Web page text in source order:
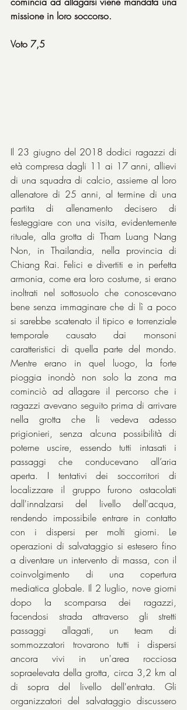
missione in loro soccorso.
Voto 7,5
Il 23 giugno del 2018 dodici ragazzi di
età compresa dagli 11 ai 17 anni, allievi
di una squadra di calcio, assieme al loro
allenatore di 25 anni, al termine di una
partita di allenamento decisero di
festeggiare con una visita, evidentemente
rituale, alla grotta di Tham Luang Nang
Non, in Thailandia, nella provincia di
Chiang Rai. Felici e divertiti e in perfetta
armonia, come era loro costume, si erano
inoltrati nel sottosuolo che conoscevano
bene senza immaginare che di lì a poco
si sarebbe scatenato il tipico e torrenziale
temporale causato dai monsoni
caratteristici di quella parte del mondo.
Mentre erano in quel luogo, la forte
pioggia inondò non solo la zona ma
cominciò ad allagare il percorso che i
ragazzi avevano seguito prima di arrivare
nella grotta che li vedeva adesso
prigionieri, senza alcuna possibilità di
poterne uscire, essendo tutti intasati i
passaggi che conducevano all’aria
aperta. I tentativi dei soccorritori di
localizzare il gruppo furono ostacolati
dall'innalzarsi del livello dell'acqua,
rendendo impossibile entrare in contatto
con i dispersi per molti giorni. Le
operazioni di salvataggio si estesero fino
a diventare un intervento di massa, con il
coinvolgimento di una copertura
mediatica globale. Il 2 luglio, nove giorni
dopo la scomparsa dei ragazzi,
facendosi strada attraverso gli stretti
passaggi allagati, un team di
sommozzatori trovarono tutti i dispersi
ancora vivi in un'area rocciosa
sopraelevata della grotta, circa 3,2 km al
di sopra del livello dell'entrata. Gli
organizzatori del salvataggio discussero